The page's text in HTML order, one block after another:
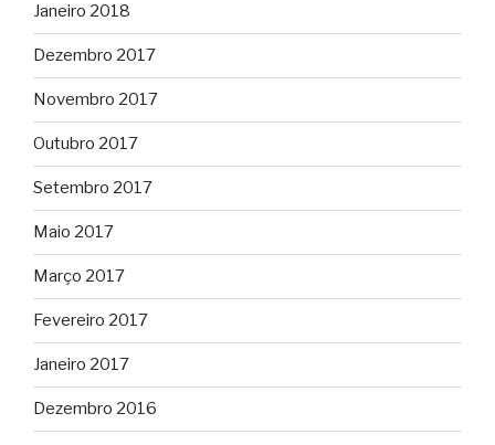
Janeiro 2018
Dezembro 2017
Novembro 2017
Outubro 2017
Setembro 2017
Maio 2017
Março 2017
Fevereiro 2017
Janeiro 2017
Dezembro 2016